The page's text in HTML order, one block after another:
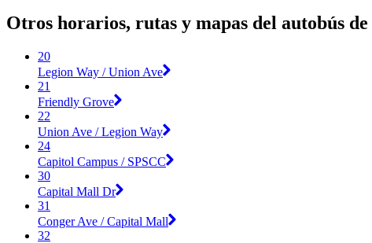
Otros horarios, rutas y mapas del autobús
20
Legion Way / Union Ave
21
Friendly Grove
22
Union Ave / Legion Way
24
Capitol Campus / SPSCC
30
Capital Mall Dr
31
Conger Ave / Capital Mall
32